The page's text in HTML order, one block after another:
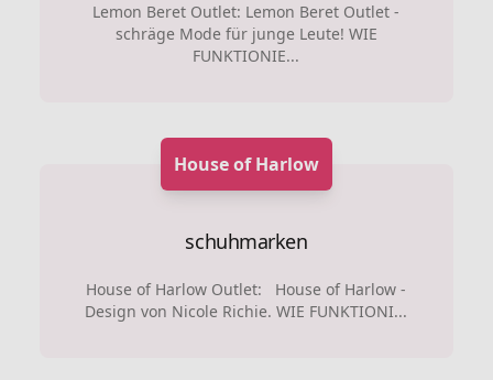
Lemon Beret Outlet: Lemon Beret Outlet -
schräge Mode für junge Leute! WIE
FUNKTIONIE...
House of Harlow
schuhmarken
House of Harlow Outlet: House of Harlow -
Design von Nicole Richie. WIE FUNKTIONI...